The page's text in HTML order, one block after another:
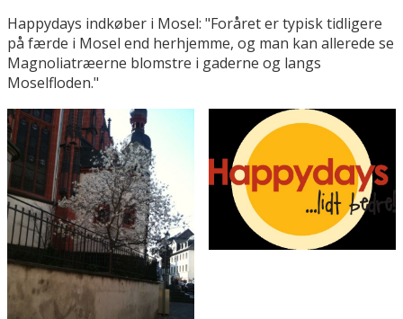
Happydays indkøber i Mosel: "Foråret er typisk tidligere
på færde i Mosel end herhjemme, og man kan allerede se
Magnoliatræerne blomstre i gaderne og langs
Moselfloden."